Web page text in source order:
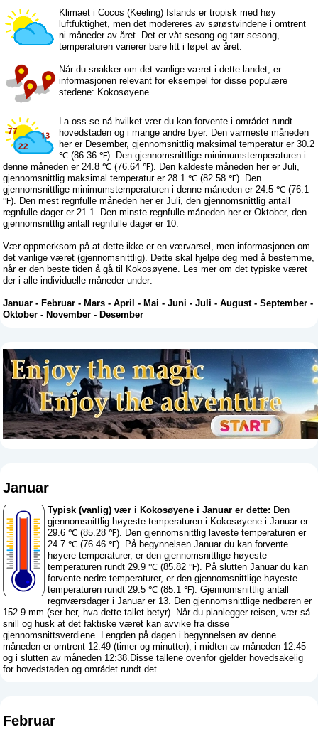
Klimaet i Cocos (Keeling) Islands er tropisk med høy
luftfuktighet, men det modereres av sørøstvindene i omtrent
ni måneder av året. Det er våt sesong og tørr sesong,
temperaturen varierer bare litt i løpet av året.
Når du snakker om det vanlige været i dette landet, er
informasjonen relevant for eksempel for disse populære
stedene: Kokosøyene.
La oss se nå hvilket vær du kan forvente i området rundt
hovedstaden og i mange andre byer. Den varmeste måneden
her er Desember, gjennomsnittlig maksimal temperatur er 30.2
℃ (86.36 ℉). Den gjennomsnittlige minimumstemperaturen i
denne måneden er 24.8 ℃ (76.64 ℉). Den kaldeste måneden her er Juli,
gjennomsnittlig maksimal temperatur er 28.1 ℃ (82.58 ℉). Den
gjennomsnittlige minimumstemperaturen i denne måneden er 24.5 ℃ (76.1
℉). Den mest regnfulle måneden her er Juli, den gjennomsnittlig antall
regnfulle dager er 21.1. Den minste regnfulle måneden her er Oktober, den
gjennomsnittlig antall regnfulle dager er 10.
Vær oppmerksom på at dette ikke er en værvarsel, men informasjonen om
det vanlige været (gjennomsnittlig). Dette skal hjelpe deg med å bestemme,
når er den beste tiden å gå til Kokosøyene. Les mer om det typiske været
der i alle individuelle måneder under:
Januar -Februar -Mars -April -Mai -Juni -Juli -August-September -
Oktober -November -Desember
Januar
Typisk (vanlig) vær i Kokosøyene i Januar er dette: Den
gjennomsnittlig høyeste temperaturen i Kokosøyene i Januar er
29.6 ℃ (85.28 ℉). Den gjennomsnittlig laveste temperaturen er
24.7 ℃ (76.46 ℉). På begynnelsen Januar du kan forvente
høyere temperaturer, er den gjennomsnittlige høyeste
temperaturen rundt 29.9 ℃ (85.82 ℉). På slutten Januar du kan
forvente nedre temperaturer, er den gjennomsnittlige høyeste
temperaturen rundt 29.5 ℃ (85.1 ℉). Gjennomsnittlig antall
regnværsdager i Januar er 13. Den gjennomsnittlige nedbøren er
152.9 mm (ser her, hva dette tallet betyr). Når du planlegger reisen, vær så
snill og husk at det faktiske været kan avvike fra disse
gjennomsnittsverdiene. Lengden på dagen i begynnelsen av denne
måneden er omtrent 12:49 (timer og minutter), i midten av måneden 12:45
og i slutten av måneden 12:38.Disse tallene ovenfor gjelder hovedsakelig
for hovedstaden og området rundt det.
Februar